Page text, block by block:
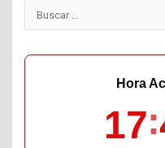
Buscar:
Hora
17